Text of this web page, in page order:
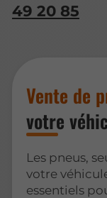
49 20 85
Vente de
votre
Les pneus,
votre
essentiels